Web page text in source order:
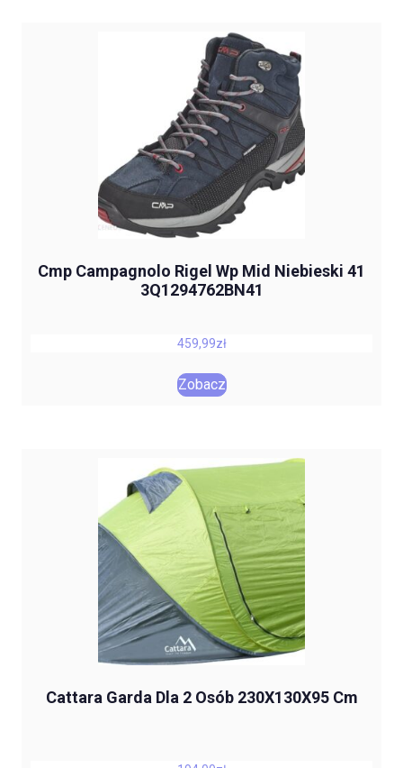
Cmp Campagnolo Rigel Wp Mid Niebieski 41
3Q1294762BN41
459,99zł
Zobacz
Cattara Garda Dla 2 Osób 230X130X95 Cm